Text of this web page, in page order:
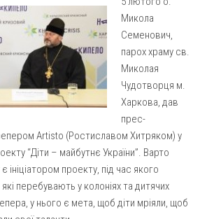
Михаїла (м. Люботин)
Богородиці (с. Вільча)
парафія (м. Лозова)
Пресвятої Богородиці (смт
Пресвятої Богородиці м. Берестин
області
(м. Полтава)
українського народу (м. Полтава)
голос
Микола
Семенович,
парох храму св.
Миколая
Чудотворця м.
Харкова, дав
прес-
Аrtisto (Ростиславом Хитряком) у
“Діти – майбутнє України”. Варто
ініціатором проекту, під час якого
перебувають у колоніях та дитячих
у нього є мета, щоб діти мріяли, щоб